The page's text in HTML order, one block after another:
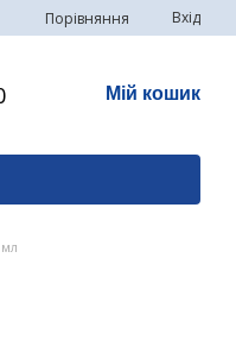
Порівняння Вхід
Мій кошик